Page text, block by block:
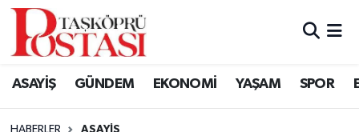
ASAYİŞ GÜNDEM EKONOMİ YAŞAM SPOR
Kastamonu Vefat Edenler